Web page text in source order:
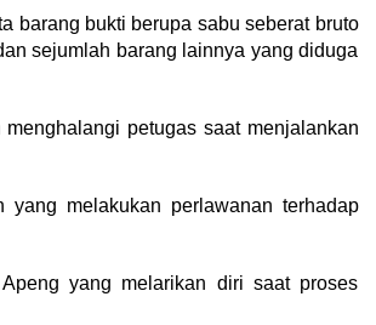
barang bukti berupa sabu seberat bruto
sejumlah barang lainnya yang diduga
petugas saat menjalankan
melakukan perlawanan terhadap
yang melarikan diri saat proses